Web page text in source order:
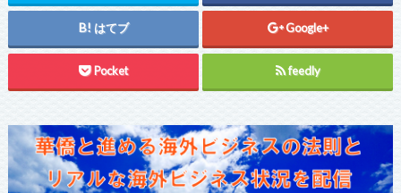
はてブ Google+
Pocket feedly